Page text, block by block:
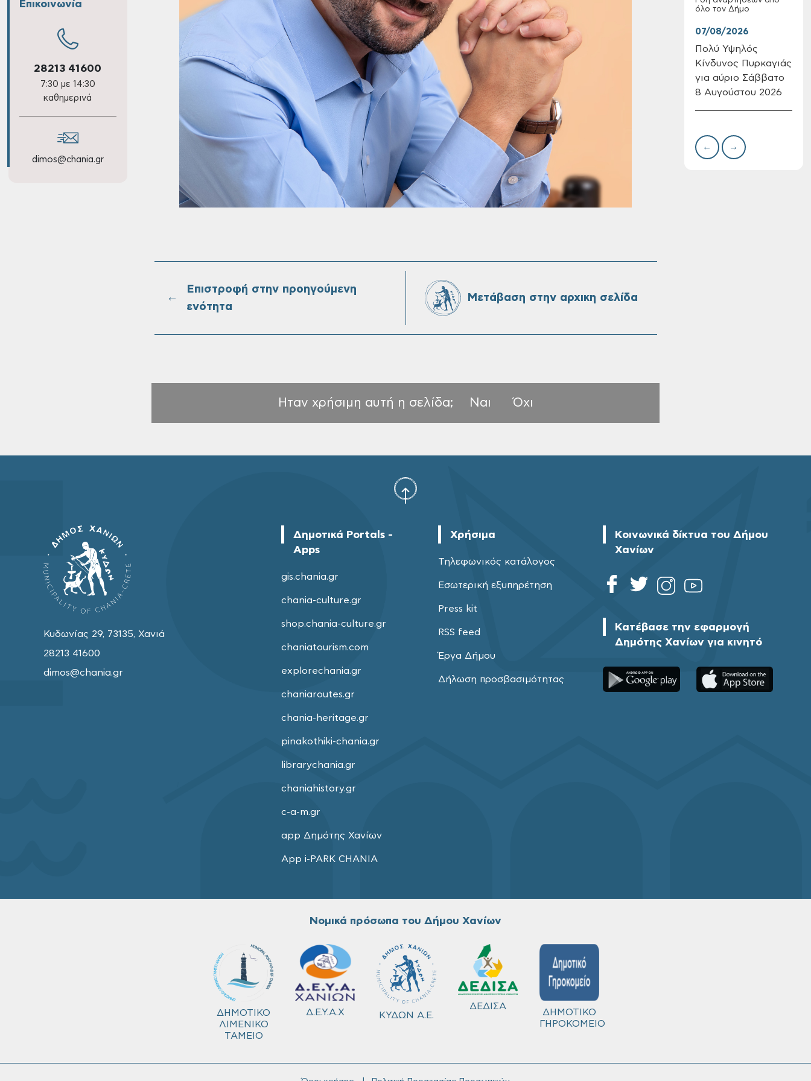
Επικοινωνία
28213 41600
7:30 με 14:30
καθημερινά
dimos@chania.gr
Πίνακες Κατάταξης
& Βαθμολογίας,
προσληπτέων και
Ονομαστικοί πίνακες
της προκήρυξης
όλο τον Δήμο
07/08/2026
Πολύ Υψηλός
Κίνδυνος Πυρκαγιάς
για αύριο Σάββατο
8 Αυγούστου 2026
← →
←
Επιστροφή στην προηγούμενη
ενότητα
Μετάβαση στην αρχικη σελίδα
Ηταν χρήσιμη αυτή η σελίδα; Ναι Όχι
Κυδωνίας 29, 73135, Χανιά
28213 41600
dimos@chania.gr
Δημοτικά Portals -
Apps
gis.chania.gr
chania-culture.gr
shop.chania-culture.gr
chaniatourism.com
explorechania.gr
chaniaroutes.gr
chania-heritage.gr
pinakothiki-chania.gr
librarychania.gr
chaniahistory.gr
c-a-m.gr
app Δημότης Χανίων
App i-PARK CHANIA
Χρήσιμα
Τηλεφωνικός κατάλογος
Εσωτερική εξυπηρέτηση
Press kit
RSS feed
Έργα Δήμου
Δήλωση προσβασιμότητας
Κοινωνικά δίκτυα του Δήμου
Χανίων
Κατέβασε την εφαρμογή
Δημότης Χανίων για κινητό
Νομικά πρόσωπα του Δήμου Χανίων
ΔΗΜΟΤΙΚΟ
ΛΙΜΕΝΙΚΟ
ΤΑΜΕΙΟ
Δ.Ε.Υ.Α.Χ ΚΥΔΩΝ Α.Ε.
ΔΕΔΙΣΑ
ΔΗΜΟΤΙΚΟ
ΓΗΡΟΚΟΜΕΙΟ